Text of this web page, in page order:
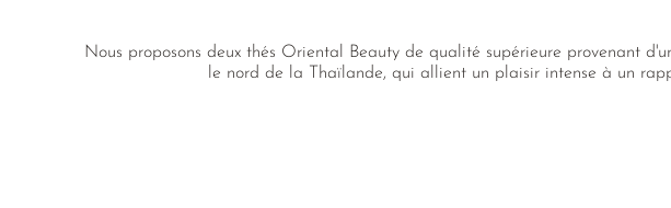
Nous proposons deux thés Oriental Beauty de qualité supérieure provenant
le nord de la Thaïlande, qui allient un plaisir intense à un